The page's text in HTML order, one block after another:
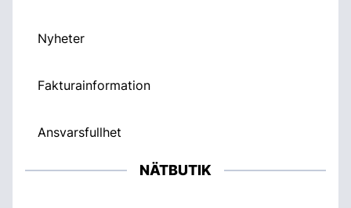
Nyheter
Fakturainformation
Ansvarsfullhet
NÄTBUTIK